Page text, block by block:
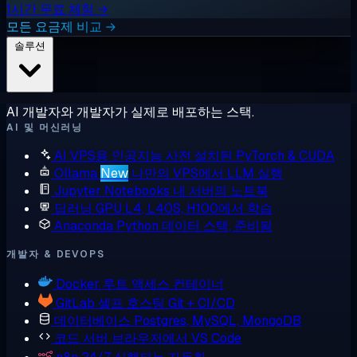
1시간 무료 체험 →
모든 요금제 비교 →
AI 개발자와 개발자가 실제로 배포하는 스택.
AI 및 머신러닝
AI VPS용 인공지능 사전 설치된 PyTorch & CUDA
Ollama New 나만의 VPS에서 LLM 실행
Jupyter Notebooks 내 서버의 노트북
딥러닝 GPU L4, L40S, H100에서 학습
Anaconda Python 데이터 스택, 준비됨
개발자 & DEVOPS
Docker 루트 액세스 컨테이너
GitLab 셀프 호스팅 Git + CI/CD
데이터베이스 Postgres, MySQL, MongoDB
코드 서버 브라우저에서 VS Code